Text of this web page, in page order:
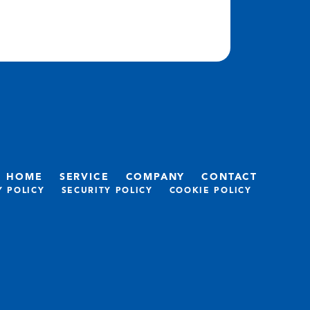
HOME SERVICE COMPANY CONTACT
POLICY SECURITY POLICY COOKIE POLICY